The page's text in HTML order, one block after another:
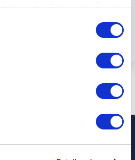
Ihrer Nutzung der Dienste